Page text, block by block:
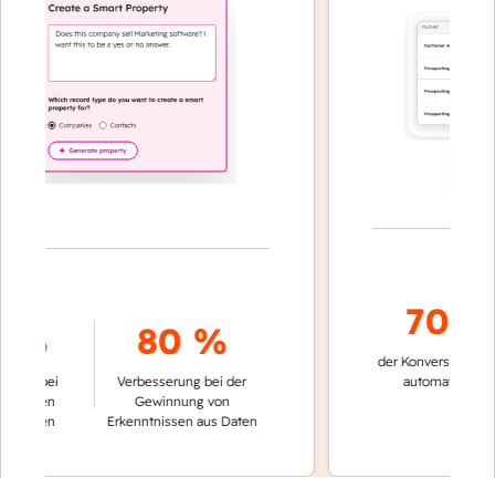
80 %
Verbesserung bei der
Gewinnung von
Erkenntnissen aus Daten
70 %+
der Konversationen
automatisch gelöst